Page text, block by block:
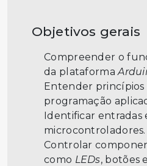
Objetivos gerais
Compreender o
da plataforma
Entender princípios
programação
Identificar entradas
microcontroladores.
Controlar
como LEDs, botões